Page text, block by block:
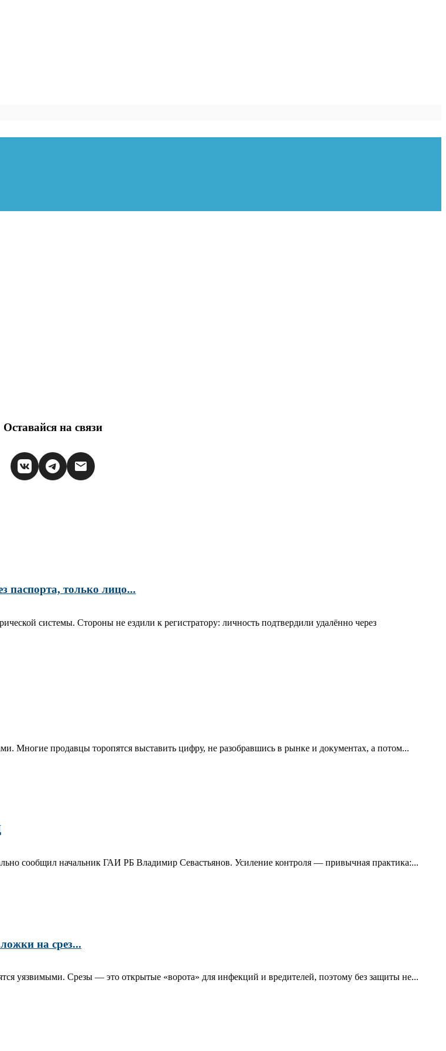
Оставайся на связи
паспорта, только лицо...
системы. Стороны не ездили к регистратору: личность подтвердили удалённо через
Многие продавцы торопятся выставить цифру, не разобравшись в рынке и документах, а потом...
сообщил начальник ГАИ РБ Владимир Севастьянов. Усиление контроля — привычная практика:...
на срез...
уязвимыми. Срезы — это открытые «ворота» для инфекций и вредителей, поэтому без защиты не...